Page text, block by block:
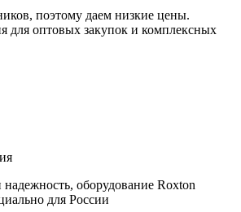
поэтому даем низкие цены.
для оптовых закупок и комплексных
оборудование Roxton
для России